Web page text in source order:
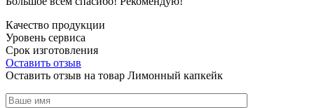
Качество продукции
Уровень сервиса
Срок изготовления
Оставить отзыв
Оставить отзыв на товар Лимонный капкейк